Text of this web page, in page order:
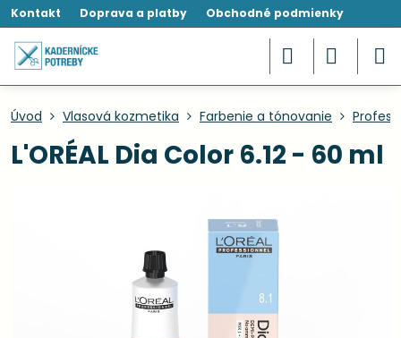
Kontakt Doprava a platby Obchodné podmienky
Úvod Vlasová kozmetika Farbenie a tónovanie
L'ORÉAL Dia Color 6.12 - 60 ml